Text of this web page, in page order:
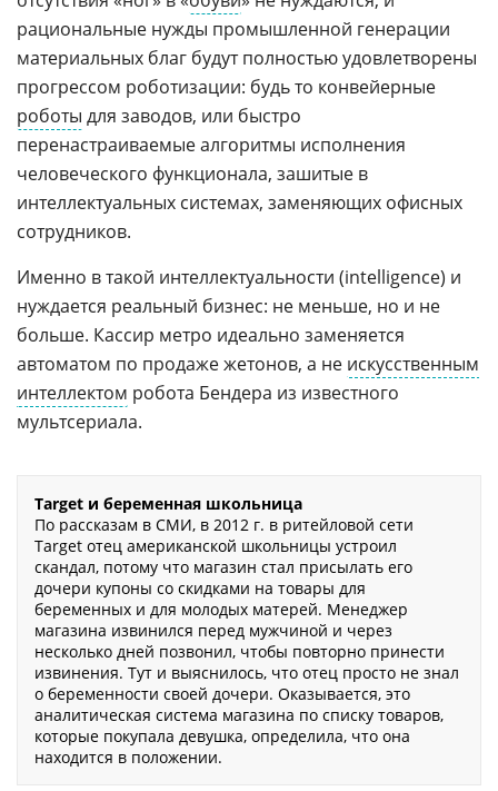
рациональные нужды промышленной генерации
материальных благ будут полностью удовлетворены
прогрессом роботизации: будь то конвейерные
роботы для заводов, или быстро
перенастраиваемые алгоритмы исполнения
человеческого функционала, зашитые в
интеллектуальных системах, заменяющих офисных
сотрудников.
Именно в такой интеллектуальности (intelligence) и
нуждается реальный бизнес: не меньше, но и не
больше. Кассир метро идеально заменяется
автоматом по продаже жетонов, а не искусственным
интеллектом робота Бендера из известного
мультсериала.
Target и беременная школьница
По рассказам в СМИ, в 2012 г. в ритейловой сети
Target отец американской школьницы устроил
скандал, потому что магазин стал присылать его
дочери купоны со скидками на товары для
беременных и для молодых матерей. Менеджер
магазина извинился перед мужчиной и через
несколько дней позвонил, чтобы повторно принести
извинения. Тут и выяснилось, что отец просто не знал
о беременности своей дочери. Оказывается, это
аналитическая система магазина по списку товаров,
которые покупала девушка, определила, что она
находится в положении.